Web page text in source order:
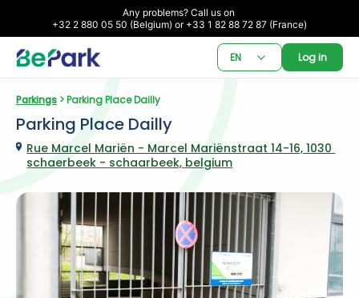
Any problems? Call us on
+32 2 880 05 50 (Belgium) or +33 1 82 88 72 87 (France)
EN Log in
Parkings > Parking Place Dailly
Parking Place Dailly
Rue Marcel Mariën - Marcel Mariënstraat 14-16, 1030
schaerbeek - schaarbeek, belgium